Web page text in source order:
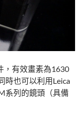
，有效畫素為1630
時也可以利用Leica
系列的鏡頭（具備